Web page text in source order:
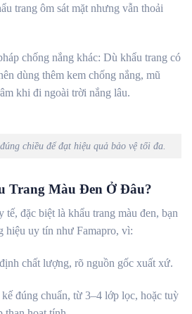
trang ôm sát mặt nhưng vẫn thoải
chống nắng khác: Dù khẩu trang có
dùng thêm kem chống nắng, mũ
khi đi ngoài trời nắng lâu.
chiều để đạt hiệu quả bảo vệ tối đa.
Trang Màu Đen Ở Đâu?
đặc biệt là khẩu trang màu đen, bạn
hiệu uy tín như Famapro, vì:
chất lượng, rõ nguồn gốc xuất xứ.
đúng chuẩn, từ 3–4 lớp lọc, hoặc tuỳ